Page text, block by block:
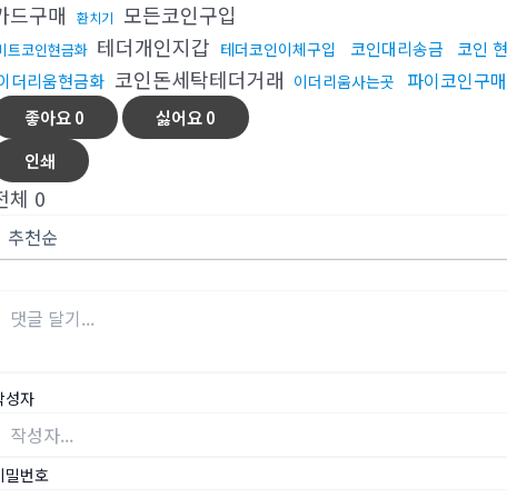
드구매
환치기 모든코인구입
트코인현금화 테더개인지갑 테더코인이체구입 코인대리송금
코인
더리움현금화 코인돈세탁테더거래 이더리움사는곳 파이코인구
좋아요0 싫어요0
인쇄
체 0
성자
밀번호